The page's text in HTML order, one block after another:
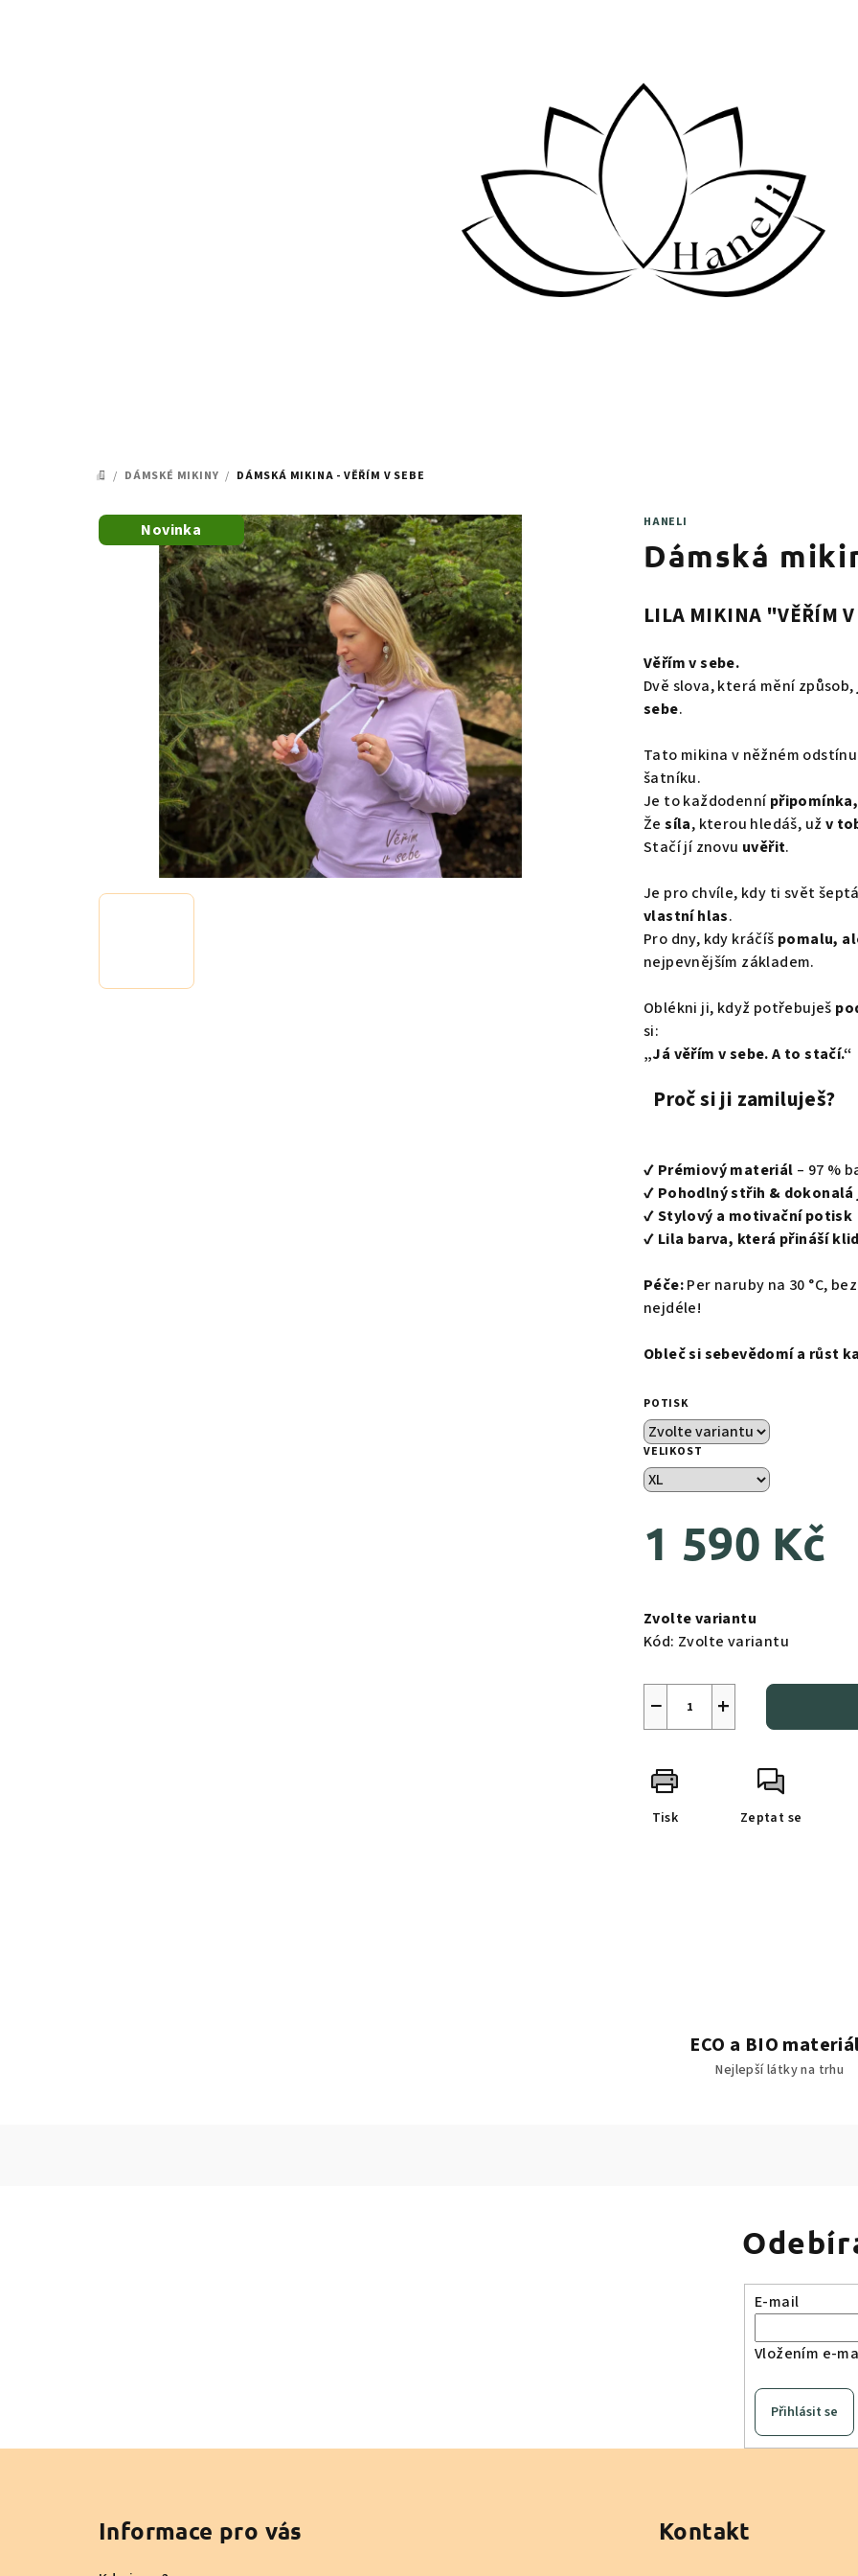
DOMŮ
/ DÁMSKÉ MIKINY / DÁMSKÁ MIKINA - VĚŘÍM V SEBE
HANELI
Dámská
LILA MIKINA "VĚŘÍM
Věřím v sebe.
Dvě slova, která mění způsob,
sebe.
Tato mikina v něžném
šatníku.
Je to každodenní
Že síla, kterou hledáš, už v
Stačí jí znovu uvěřit.
Je pro chvíle, kdy ti svět
vlastní hlas.
Pro dny, kdy kráčíš pomalu,
nejpevnějším základem.
Oblékni ji, když potřebuješ
si:
„Já věřím v sebe. A to stačí.“
Proč si ji zamiluješ?
✔ Prémiový materiál – 97 %
✔ Pohodlný střih &
✔Stylový a motivační potisk
✔ Lila barva, která přináší
Péče:Per naruby na 30 °C,
nejdéle!
Obleč si sebevědomí a růst
POTISK
VELIKOST
1 590 Kč
cena:
Zvolte variantu
Kód: Zvolte variantu
+
−
Tisk Zeptat se
Novinka
ECO a BIO
Nejlepší látky na trhu
E-mail
Vložením e-
Přihlásit se
Informace pro vás Kontakt